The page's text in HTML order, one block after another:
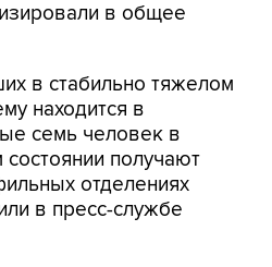
в общее
в стабильно тяжелом
находится в
семь человек в
получают
отделениях
в пресс-службе